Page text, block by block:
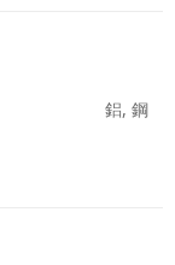
鋁, 鋼